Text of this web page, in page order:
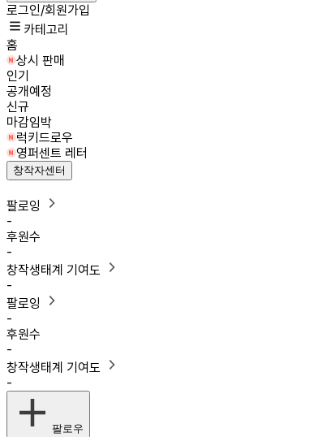
로그인/회원가입
카테고리
홈
상시 판매
인기
공개예정
신규
마감임박
럭키드로우
영퍼센트 레터
창작자센터
팔로잉
-
후원수
-
창작생태계 기여도
-
팔로잉
-
후원수
-
창작생태계 기여도
-
팔로우